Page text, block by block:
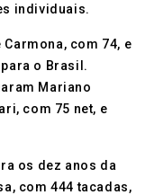
individuais.
com 74, e
o Brasil.
Mariano
com 75 net, e
os dez anos da
com 444 tacadas,